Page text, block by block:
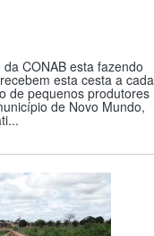
CONAB esta fazendo
esta cesta a cada
de pequenos produtores
de Novo Mundo,